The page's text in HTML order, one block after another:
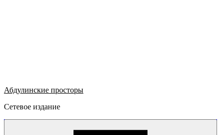
Абдулинские просторы
Сетевое издание